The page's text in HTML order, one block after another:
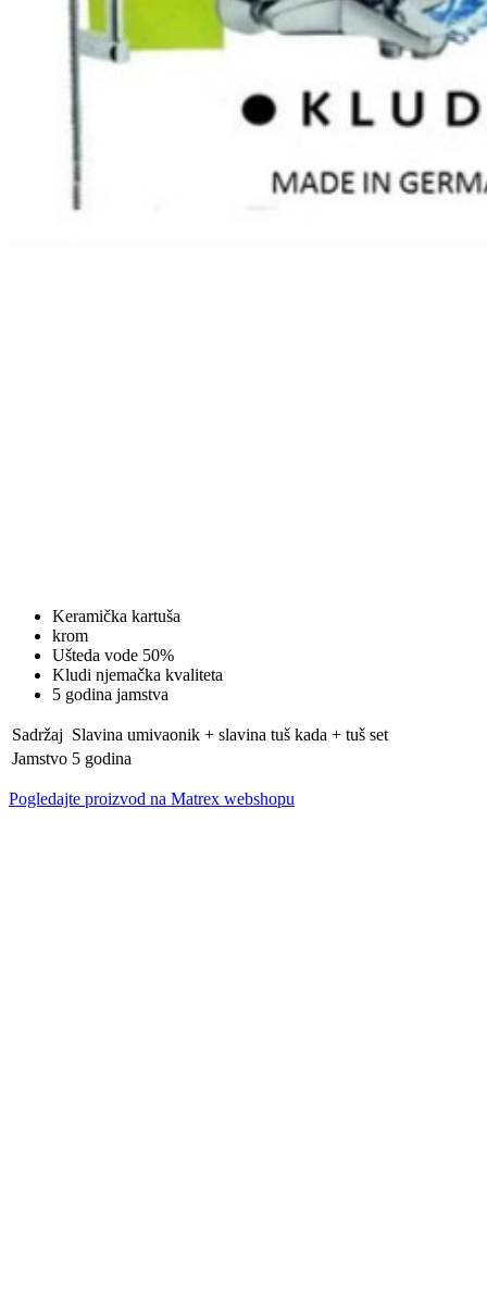
Keramička kartuša
krom
Ušteda vode 50%
Kludi njemačka kvaliteta
5 godina jamstva
Sadržaj Slavina umivaonik + slavina tuš kada + tuš set
Jamstvo 5 godina
Pogledajte proizvod na Matrex webshopu